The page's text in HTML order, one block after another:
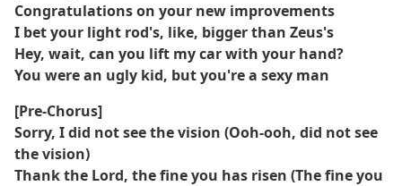
Congratulations on your new improvements
I bet your light rod's, like, bigger than Zeus's
Hey, wait, can you lift my car with your hand?
You were an ugly kid, but you're a sexy man
[Pre-Chorus]
Sorry, I did not see the vision (Ooh-ooh, did not see
the vision)
Thank the Lord, the fine you has risen (The fine you